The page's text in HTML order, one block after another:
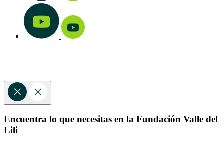
Encuentra lo que necesitas en la Fundación Valle del
Lili